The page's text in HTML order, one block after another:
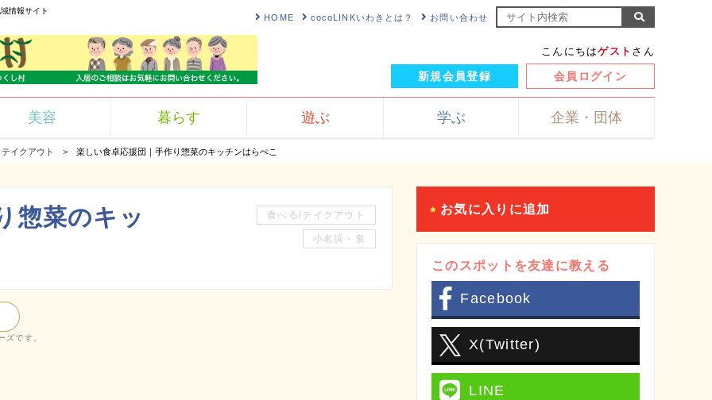
情報サイト
お問い合わせ
cocoLINKいわきとは？
HOME
こんにちはゲスト さん
新規会員登録 会員ログイン
美容 暮らす 遊ぶ 学ぶ 企業・団体
テイクアウト 楽しい食卓応援団｜手作り惣菜のキッチンはらぺこ
惣菜のキッ 食べる/テイクアウト
小名浜・泉
ズです。
お気に入りに追加
このスポットを友達に教える
Facebook
X(Twitter)
LINE